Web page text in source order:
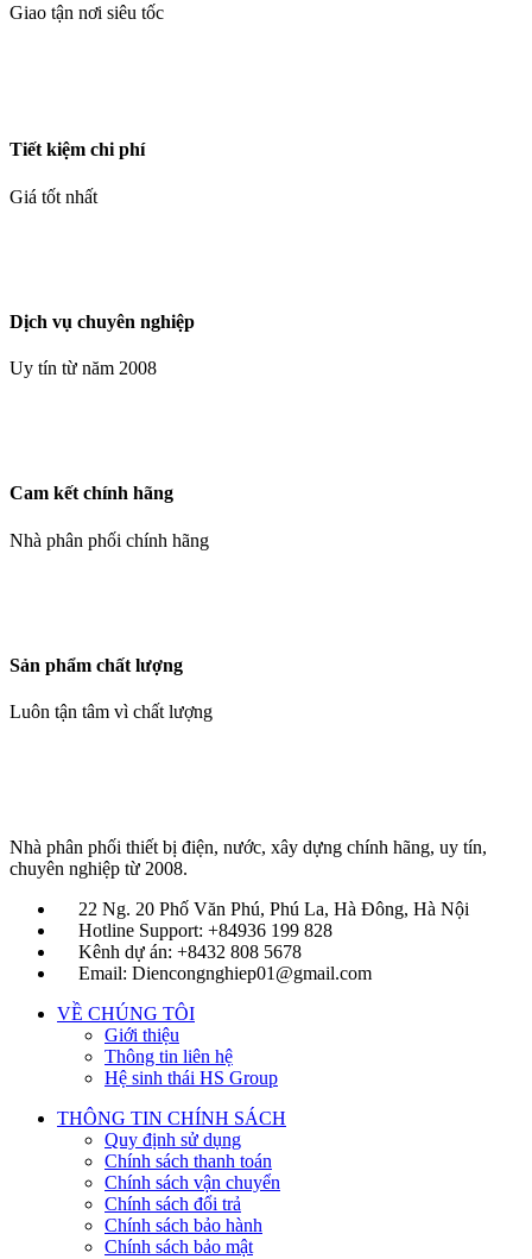
Giao tận nơi siêu tốc
Tiết kiệm chi phí
Giá tốt nhất
Dịch vụ chuyên nghiệp
Uy tín từ năm 2008
Cam kết chính hãng
Nhà phân phối chính hãng
Sản phẩm chất lượng
Luôn tận tâm vì chất lượng
Nhà phân phối thiết bị điện, nước, xây dựng chính hãng, uy tín,
chuyên nghiệp từ 2008.
22 Ng. 20 Phố Văn Phú, Phú La, Hà Đông, Hà Nội
Hotline Support: +84936 199 828
Kênh dự án: +8432 808 5678
Email: Diencongnghiep01@gmail.com
VỀ CHÚNG TÔI
Giới thiệu
Thông tin liên hệ
Hệ sinh thái HS Group
THÔNG TIN CHÍNH SÁCH
Quy định sử dụng
Chính sách thanh toán
Chính sách vận chuyển
Chính sách đổi trả
Chính sách bảo hành
Chính sách bảo mật